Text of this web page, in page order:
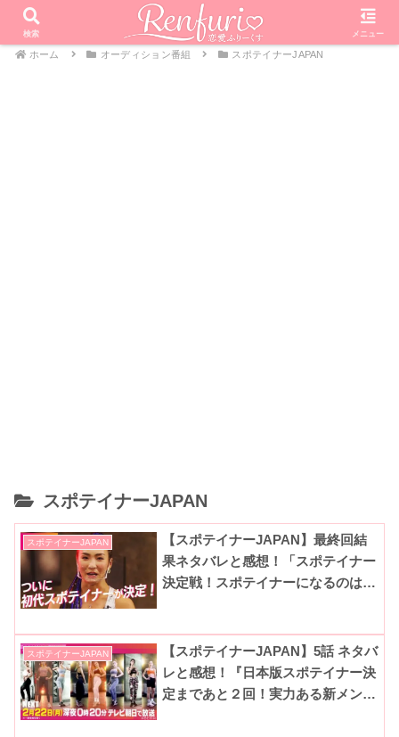
ホーム オーディション番組 スポテイナーJAPAN
スポテイナーJAPAN
スポテイナーJAPAN
【スポテイナーJAPAN】最終回結
果ネタバレと感想！「スポテイナー
決定戦！スポテイナーになるのは
スポテイナーJAPAN
【スポテイナーJAPAN】5話 ネタバ
レと感想！『日本版スポテイナー決
定まであと２回！実力ある新メンバ
検索 メニュー